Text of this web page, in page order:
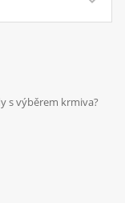
s výběrem krmiva?